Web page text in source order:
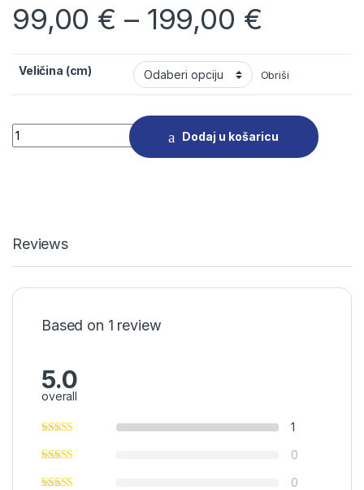
99,00 € – 199,00 €
Veličina (cm) Obriši
Nadmadrac HR 7 cm količina
Dodaj u košaricu
Reviews
Based on 1 review
5.0
overall
1
0
0